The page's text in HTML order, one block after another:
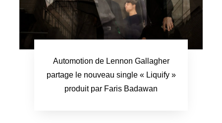
Automotion de Lennon Gallagher
partage le nouveau single « Liquify »
produit par Faris Badawan